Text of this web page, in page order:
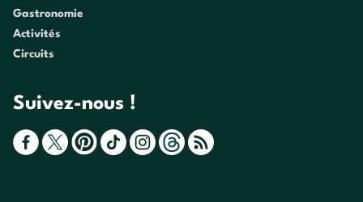
Gastronomie
Activités
Circuits
Suivez-nous !